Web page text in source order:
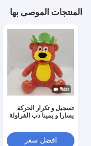
المنتجات الموصى بها
تسجيل و تكرار الحركة
يسارا و يمينا دب الفراولة
افضل سعر